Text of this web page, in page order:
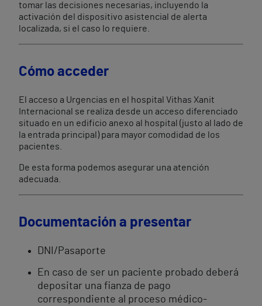
tomar las decisiones necesarias, incluyendo la
activación del dispositivo asistencial de alerta
localizada, si el caso lo requiere.
Cómo acceder
El acceso a Urgencias en el hospital Vithas Xanit
Internacional se realiza desde un acceso diferenciado
situado en un edificio anexo al hospital (justo al lado de
la entrada principal) para mayor comodidad de los
pacientes.
De esta forma podemos asegurar una atención
adecuada.
Documentación a presentar
DNI/Pasaporte
En caso de ser un paciente probado deberá
depositar una fianza de pago
correspondiente al proceso médico-